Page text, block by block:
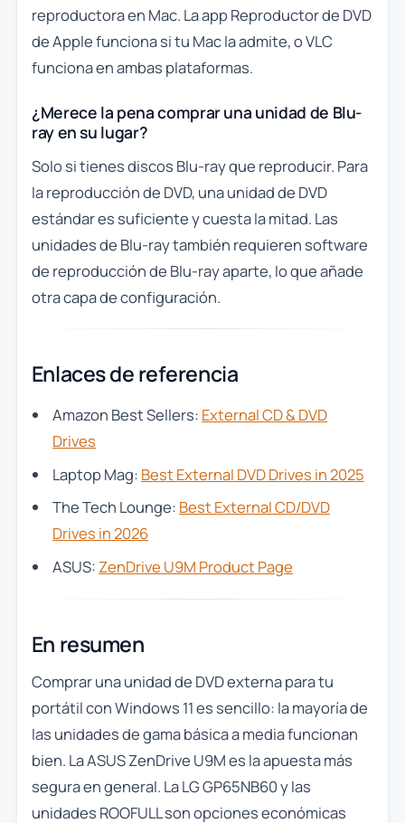
reproductora en Mac. La app Reproductor de DVD
de Apple funciona si tu Mac la admite, o VLC
funciona en ambas plataformas.
¿Merece la pena comprar una unidad de Blu-
ray en su lugar?
Solo si tienes discos Blu-ray que reproducir. Para
la reproducción de DVD, una unidad de DVD
estándar es suficiente y cuesta la mitad. Las
unidades de Blu-ray también requieren software
de reproducción de Blu-ray aparte, lo que añade
otra capa de configuración.
Enlaces de referencia
Amazon Best Sellers: External CD & DVD
Drives
Laptop Mag: Best External DVD Drives in 2025
The Tech Lounge: Best External CD/DVD
Drives in 2026
ASUS: ZenDrive U9M Product Page
En resumen
Comprar una unidad de DVD externa para tu
portátil con Windows 11 es sencillo: la mayoría de
las unidades de gama básica a media funcionan
bien. La ASUS ZenDrive U9M es la apuesta más
segura en general. La LG GP65NB60 y las
unidades ROOFULL son opciones económicas